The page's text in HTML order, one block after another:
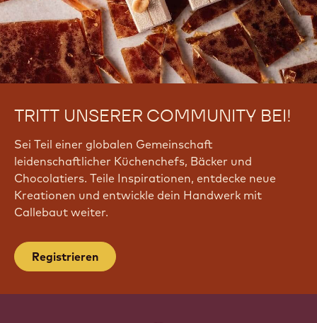
TRITT UNSERER COMMUNITY BEI!
Sei Teil einer globalen Gemeinschaft
leidenschaftlicher Küchenchefs, Bäcker und
Chocolatiers. Teile Inspirationen, entdecke neue
Kreationen und entwickle dein Handwerk mit
Callebaut weiter.
Registrieren